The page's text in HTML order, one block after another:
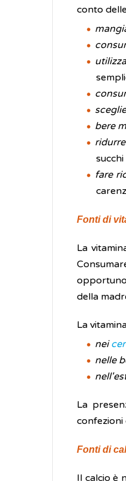
conto
bere
fare
Fonti di
La
della
La
nei
nelle
La
Fonti di
Il calcio è